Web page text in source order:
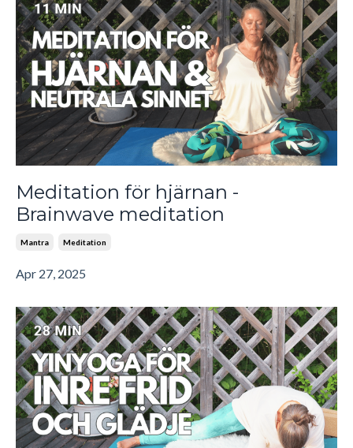
Meditation för hjärnan -
Brainwave meditation
Mantra Meditation
Apr 27, 2025